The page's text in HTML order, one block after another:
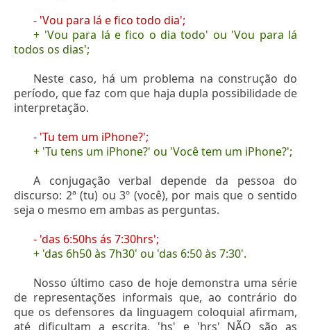
- 'Vou para lá e fico todo dia';
+ 'Vou para lá e fico o dia todo' ou 'Vou para lá
todos os dias';
Neste caso, há um problema na construção do
período, que faz com que haja dupla possibilidade de
interpretação.
- 'Tu tem um iPhone?';
+ 'Tu tens um iPhone?' ou 'Você tem um iPhone?';
A conjugação verbal depende da pessoa do
discurso: 2ª (tu) ou 3º (você), por mais que o sentido
seja o mesmo em ambas as perguntas.
- 'das 6:50hs ás 7:30hrs';
+ 'das 6h50 às 7h30' ou 'das 6:50 às 7:30'.
Nosso último caso de hoje demonstra uma série
de representações informais que, ao contrário do
que os defensores da linguagem coloquial afirmam,
até dificultam a escrita. 'hs' e 'hrs' NÃO são as